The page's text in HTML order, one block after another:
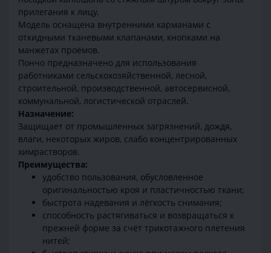
прилегания к лицу.
Модель оснащена внутренними карманами с
откидными тканевыми клапанами, кнопками на
манжетах проёмов.
Пончо предназначено для использования
работниками сельскохозяйственной, лесной,
строительной, производственной, автосервисной,
коммунальной, логистической отраслей.
Назначение:
Защищает от промышленных загрязнений, дождя,
влаги, некоторых жиров, слабо концентрированных
химрастворов.
Преимущества:
удобство пользования, обусловленное
оригинальностью кроя и пластичностью ткани;
быстрота надевания и лёгкость снимания;
способность растягиваться и возвращаться к
прежней форме за счёт трикотажного плетения
нитей;